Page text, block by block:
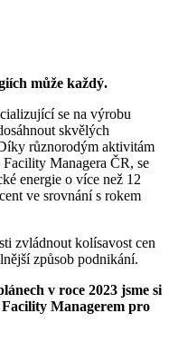
může každý.
se na výrobu
skvělých
různorodým aktivitám
Managera ČR, se
energie o více než 12
ve srovnání s rokem
zvládnout kolísavost cen
způsob podnikání.
v roce 2023 jsme si
Managerem pro